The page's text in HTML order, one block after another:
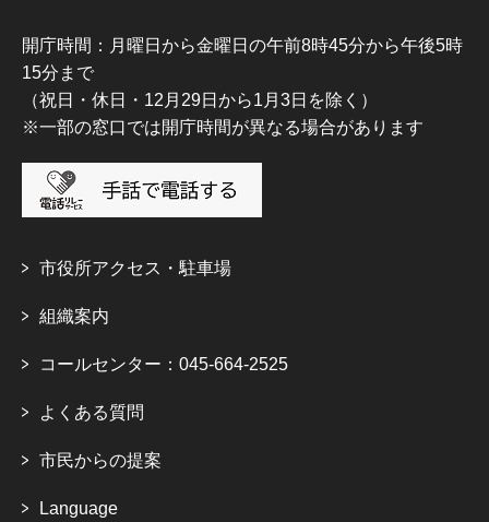
開庁時間：月曜日から金曜日の午前8時45分から午後5時
15分まで
（祝日・休日・12月29日から1月3日を除く）
※一部の窓口では開庁時間が異なる場合があります
市役所アクセス・駐車場
組織案内
コールセンター：045-664-2525
よくある質問
市民からの提案
Language